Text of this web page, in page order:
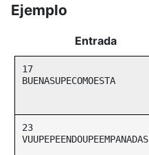
Ejemplo
Entrada
17
BUENASUPECOMOESTA
23
VUUPEPEENDOUPEEMPANADAS